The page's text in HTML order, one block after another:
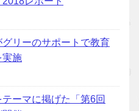
リーのサポートで教育
実施
ーマに掲げた「第6回